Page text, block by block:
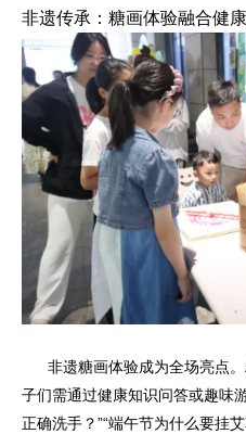
非遗传承：糖画体验融合健
非遗糖画体验成为全场亮点。
子们需通过健康知识问答或趣味
正确洗手？”“端午节为什么要挂